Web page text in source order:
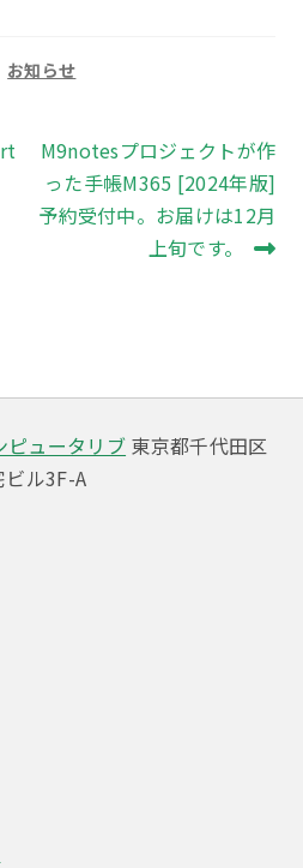
お知らせ
次
の
投
M9notesプロジェクトが作
った手帳M365 [2024年版]
予約受付中。お届けは12月
上旬です。
ピュータリブ 東京都千代田区
ル3F-A